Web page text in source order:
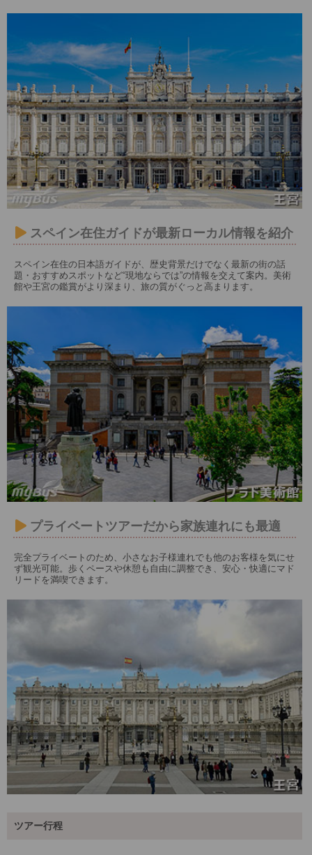
スペイン在住ガイドが最新ローカル情報を紹介
スペイン在住の日本語ガイドが、歴史背景だけでなく最新の街の話
題・おすすめスポットなど“現地ならでは”の情報を交えて案内。美術
館や王宮の鑑賞がより深まり、旅の質がぐっと高まります。
プライベートツアーだから家族連れにも最適
完全プライベートのため、小さなお子様連れでも他のお客様を気にせ
ず観光可能。歩くペースや休憩も自由に調整でき、安心・快適にマド
リードを満喫できます。
ツアー行程